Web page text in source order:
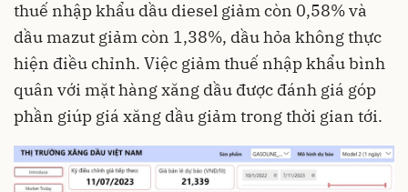
thuế nhập khẩu dầu diesel giảm còn 0,58% và
dầu mazut giảm còn 1,38%, dầu hỏa không thực
hiện điều chỉnh. Việc giảm thuế nhập khẩu bình
quân với mặt hàng xăng dầu được đánh giá góp
phần giúp giá xăng dầu giảm trong thời gian tới.